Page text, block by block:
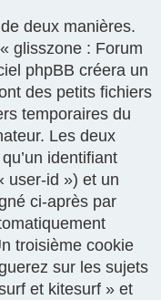
deux manières.
glisszone : Forum
phpBB créera un
des petits fichiers
temporaires du
Les deux
identifiant
user-id ») et un
ci-après par
troisième cookie
sur les sujets
et kitesurf » et